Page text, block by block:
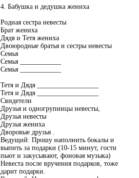
4. Бабушка и дедушка жениха
Родная сестра невесты
Брат жениха
Дядя и Тетя жениха
Двоюродные братья и сестры невесты
Семья
Семья ____________
Семья ____________
Тетя и Дядя __________________
Тетя и Дядя __________________
Свидетели
Друзья и одногрупницы невесты,
Друзья невесты
Друзья жениха
Дворовые друзья .
Ведущий: Прошу наполнить бокалы и
выпить за подарки (10-15 минут, гости
пьют и закусывают, фоновая музыка)
Невеста после вручения подарков, тоже
дарит подарки.